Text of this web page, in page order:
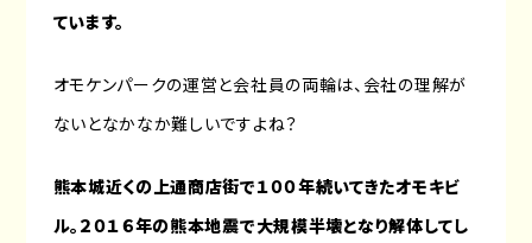
ています。
オモケンパークの運営と会社員の両輪は、会社の理解が
ないとなかなか難しいですよね？
熊本城近くの上通商店街で１００年続いてきたオモキビ
ル。２０１６年の熊本地震で大規模半壊となり解体してし